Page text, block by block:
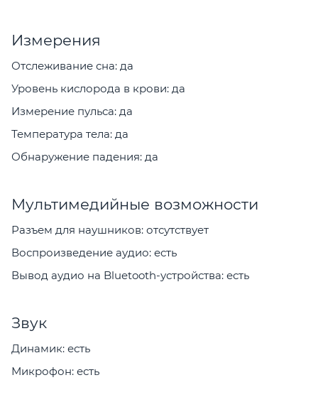
Измерения
Отслеживание сна: да
Уровень кислорода в крови: да
Измерение пульса: да
Температура тела: да
Обнаружение падения: да
Мультимедийные возможности
Разъем для наушников: отсутствует
Воспроизведение аудио: есть
Вывод аудио на Bluetooth-устройства: есть
Звук
Динамик: есть
Микрофон: есть